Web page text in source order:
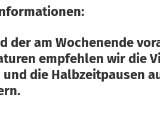
der am Wochenende
empfehlen wir die
die Halbzeitpausen